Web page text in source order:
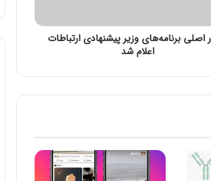
اصلی برنامه‌های وزیر پیشنهادی ارتباطات
اعلام شد